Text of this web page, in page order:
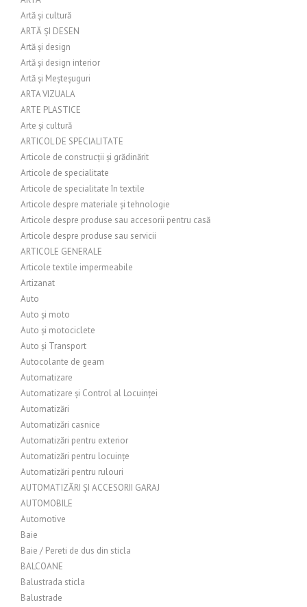
Artă și cultură
ARTĂ ȘI DESEN
Artă și design
Artă și design interior
Artă și Meșteșuguri
ARTA VIZUALA
ARTE PLASTICE
Arte și cultură
ARTICOL DE SPECIALITATE
Articole de construcții și grădinărit
Articole de specialitate
Articole de specialitate în textile
Articole despre materiale și tehnologie
Articole despre produse sau accesorii pentru casă
Articole despre produse sau servicii
ARTICOLE GENERALE
Articole textile impermeabile
Artizanat
Auto
Auto și moto
Auto și motociclete
Auto și Transport
Autocolante de geam
Automatizare
Automatizare și Control al Locuinței
Automatizări
Automatizări casnice
Automatizări pentru exterior
Automatizări pentru locuințe
Automatizări pentru rulouri
AUTOMATIZĂRI ȘI ACCESORII GARAJ
AUTOMOBILE
Automotive
Baie
Baie / Pereti de dus din sticla
BALCOANE
Balustrada sticla
Balustrade